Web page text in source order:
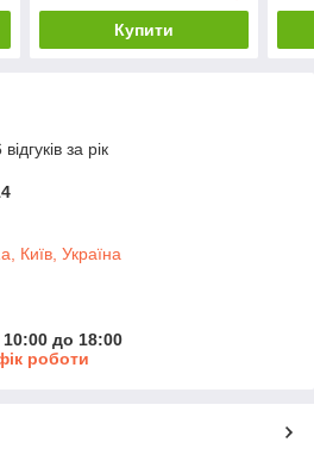
Купити
за рік
Київ, Україна
до 18:00
роботи